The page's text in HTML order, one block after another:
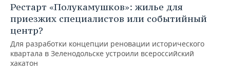
Рестарт «Полукамушков»: жилье для
приезжих специалистов или событийный
центр?
Для разработки концепции реновации исторического
квартала в Зеленодольске устроили всероссийский
хакатон